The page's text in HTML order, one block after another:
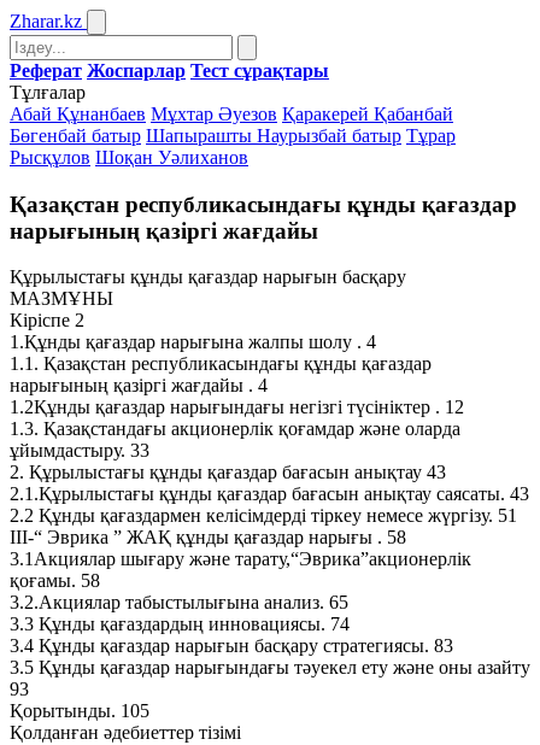
Zharar.kz
Реферат Жоспарлар Тест сұрақтары
Тұлғалар
Абай Құнанбаев Мұхтар Әуезов Қаракерей Қабанбай
Бөгенбай батыр Шапырашты Наурызбай батыр Тұрар
Рысқұлов Шоқан Уәлиханов
Қазақстан республикасындағы құнды қағаздар
нарығының қазiргi жағдайы
Құрылыстағы құнды қағаздар нарығын басқару
МАЗМҰНЫ
Кiрiспе 2
1.Құнды қағаздар нарығына жалпы шолу . 4
1.1. Қазақстан республикасындағы құнды қағаздар
нарығының қазiргi жағдайы . 4
1.2Құнды қағаздар нарығындағы негiзгi түсiнiктер . 12
1.3. Қазақстандағы акционерлiк қоғамдар және оларда
ұйымдастыру. 33
2. Құрылыстағы құнды қағаздар бағасын анықтау 43
2.1.Құрылыстағы құнды қағаздар бағасын анықтау саясаты. 43
2.2 Құнды қағаздармен келiсiмдердi тiркеу немесе жүргiзу. 51
III-“ Эврика ” ЖАҚ құнды қағаздар нарығы . 58
3.1Акциялар шығару және тарату,“Эврика”акционерлiк
қоғамы. 58
3.2.Акциялар табыстылығына анализ. 65
3.3 Құнды қағаздардың инновациясы. 74
3.4 Құнды қағаздар нарығын басқару стратегиясы. 83
3.5 Құнды қағаздар нарығындағы тәуекел ету және оны азайту
93
Қорытынды. 105
Қолданған әдебиеттер тiзiмi